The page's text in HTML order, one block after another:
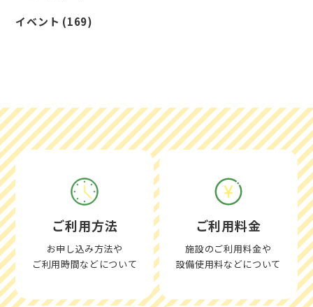
イベント (169)
ご利用方法
お申し込み方法や
ご利用時間などについて
ご利用料金
施設のご利用料金や
設備使用料などについて